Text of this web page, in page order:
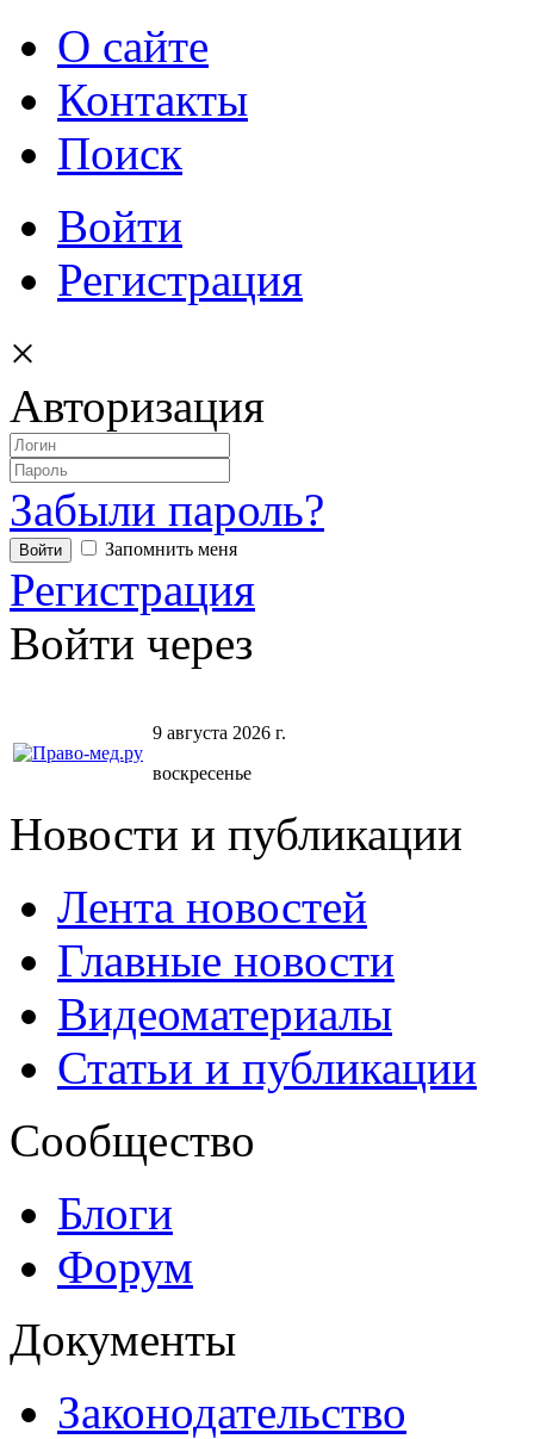
О сайте
Контакты
Поиск
Войти
Регистрация
×
Авторизация
Забыли пароль?
Запомнить меня
Регистрация
Войти через
9 августа 2026 г.
воскресенье
Новости и публикации
Лента новостей
Главные новости
Видеоматериалы
Статьи и публикации
Сообщество
Блоги
Форум
Документы
Законодательство